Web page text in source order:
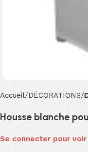
Accueil DÉCORATIONS
Housse blanche
Se connecter pour